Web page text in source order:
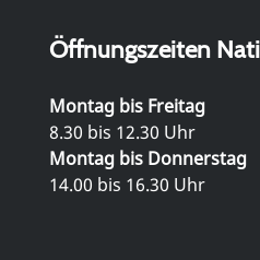
Öffnungszeiten
Montag bis Freitag
8.30 bis 12.30 Uhr
Montag bis Donnerstag
14.00 bis 16.30 Uhr